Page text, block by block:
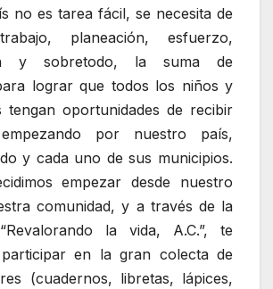
no es tarea fácil, se necesita de
planeación, esfuerzo,
y sobretodo, la suma de
lograr que todos los niños y
tengan oportunidades de recibir
por nuestro país,
y cada uno de sus municipios.
empezar desde nuestro
comunidad, y a través de la
la vida, A.C.”, te
en la gran colecta de
(cuadernos, libretas, lápices,